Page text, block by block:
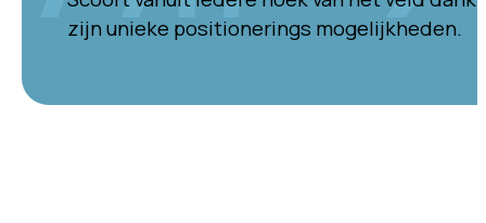
zijn unieke positionerings mogelijkheden.